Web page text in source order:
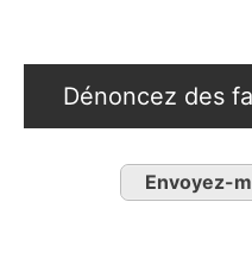
Dénoncez des
Envoyez-